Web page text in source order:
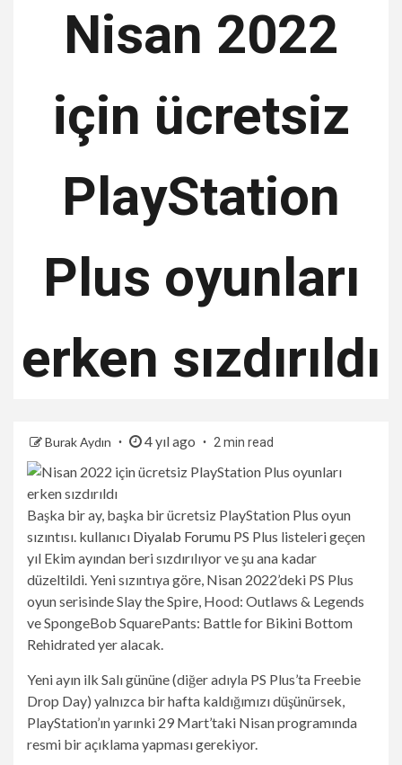
Nisan 2022
için ücretsiz
PlayStation
Plus oyunları
erken sızdırıldı
Burak Aydın 4 yıl ago 2 min read
Başka bir ay, başka bir ücretsiz PlayStation Plus oyun
sızıntısı. kullanıcı Diyalab Forumu PS Plus listeleri geçen
yıl Ekim ayından beri sızdırılıyor ve şu ana kadar
düzeltildi. Yeni sızıntıya göre, Nisan 2022’deki PS Plus
oyun serisinde Slay the Spire, Hood: Outlaws & Legends
ve SpongeBob SquarePants: Battle for Bikini Bottom
Rehidrated yer alacak.
Yeni ayın ilk Salı gününe (diğer adıyla PS Plus’ta Freebie
Drop Day) yalnızca bir hafta kaldığımızı düşünürsek,
PlayStation’ın yarınki 29 Mart’taki Nisan programında
resmi bir açıklama yapması gerekiyor.